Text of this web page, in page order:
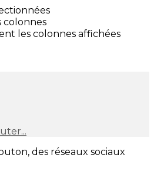
colonnes
les colonnes affichées
des réseaux sociaux